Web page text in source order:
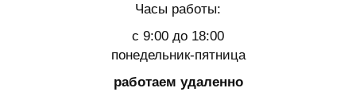
Часы работы:
с 9:00 до 18:00
понедельник-пятница
работаем удаленно